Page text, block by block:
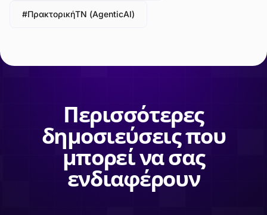
#ΠρακτορικήΤΝ (AgenticAI)
Περισσότερες
δημοσιεύσεις που
μπορεί να σας
ενδιαφέρουν